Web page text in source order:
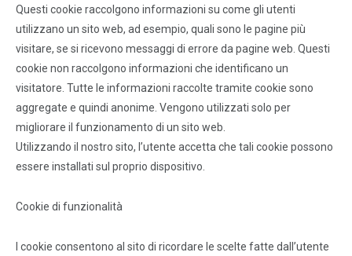
Questi cookie raccolgono informazioni su come gli utenti
utilizzano un sito web, ad esempio, quali sono le pagine più
visitare, se si ricevono messaggi di errore da pagine web. Questi
cookie non raccolgono informazioni che identificano un
visitatore. Tutte le informazioni raccolte tramite cookie sono
aggregate e quindi anonime. Vengono utilizzati solo per
migliorare il funzionamento di un sito web.
Utilizzando il nostro sito, l’utente accetta che tali cookie possono
essere installati sul proprio dispositivo.
Cookie di funzionalità
I cookie consentono al sito di ricordare le scelte fatte dall’utente